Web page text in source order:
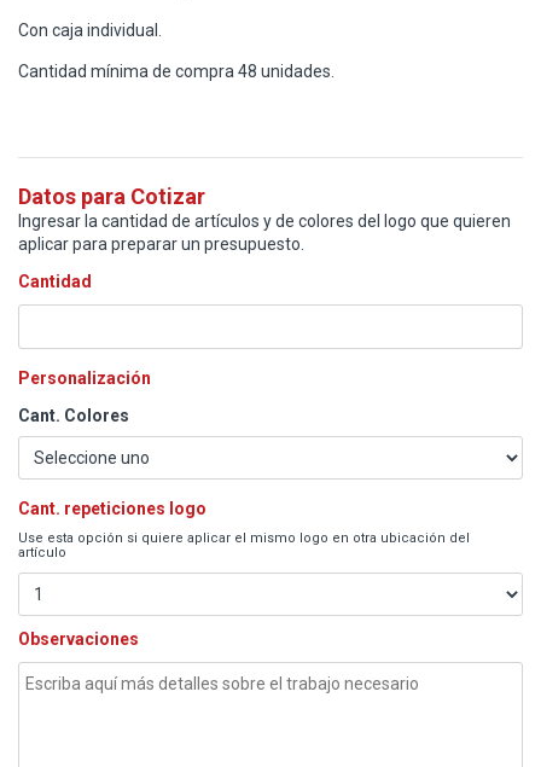
Con caja individual.
Cantidad mínima de compra 48 unidades.
Datos para Cotizar
Ingresar la cantidad de artículos y de colores del logo que quieren
aplicar para preparar un presupuesto.
Cantidad
Personalización
Cant. Colores
Cant. repeticiones logo
Use esta opción si quiere aplicar el mismo logo en otra ubicación del
artículo
Observaciones